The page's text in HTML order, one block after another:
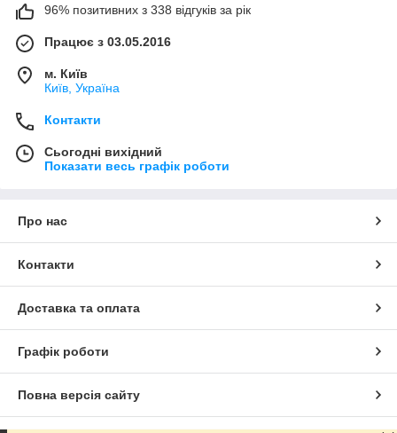
96% позитивних з 338 відгуків за рік
Працює з 03.05.2016
м. Київ
Київ, Україна
Контакти
Сьогодні вихідний
Показати весь графік роботи
Про нас
Контакти
Доставка та оплата
Графік роботи
Повна версія сайту